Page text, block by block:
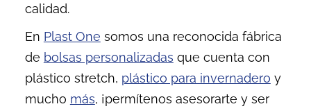
calidad.
En Plast One somos una reconocida fábrica
de bolsas personalizadas que cuenta con
plástico stretch, plástico para invernadero y
mucho más, ¡permítenos asesorarte y ser